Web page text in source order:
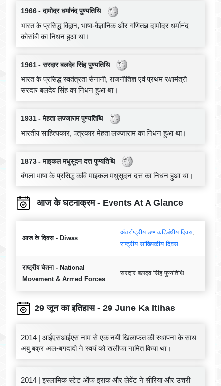
1966 - दामोदर धर्मानंद पुण्यतिथि
भारत के प्रसिद्ध विद्वान, भाषा-वैज्ञानिक और गणितज्ञ दामोदर धर्मानंद
कोसांबी का निधन हुआ था।
1961 - सरदार बलदेव सिंह पुण्यतिथि
भारत के प्रसिद्ध स्वतंत्रता सेनानी, राजनीतिज्ञ एवं प्रथम रक्षामंत्री
सरदार बलदेव सिंह का निधन हुआ था।
1931 - मेहता लज्जाराम पुण्यतिथि
भारतीय साहित्यकार, पत्रकार मेहता लज्जाराम का निधन हुआ था।
1873 - माइकल मधुसूदन दत्त पुण्यतिथि
बंगला भाषा के प्रसिद्ध कवि माइकल मधुसूदन दत्त का निधन हुआ था।
आज के घटनाक्रम - Events At A Glance
आज के दिवस - Diwas
अंतर्राष्ट्रीय उष्णकटिबंधीय दिवस,
राष्ट्रीय सांख्यिकीय दिवस
राष्ट्रीय चेतना - National
Movement & Armed Forces
सरदार बलदेव सिंह पुण्यतिथि
29 जून का इतिहास - 29 June Ka Itihas
2014 | आईएसआईएस नाम से एक नयी खिलाफत की स्थापना के साथ
अबु बक्र अल-बगदादी ने स्वयं को खलीफा नामित किया था।
2014 | इस्लामिक स्टेट ऑफ इराक और लेवेंट ने सीरिया और उत्तरी